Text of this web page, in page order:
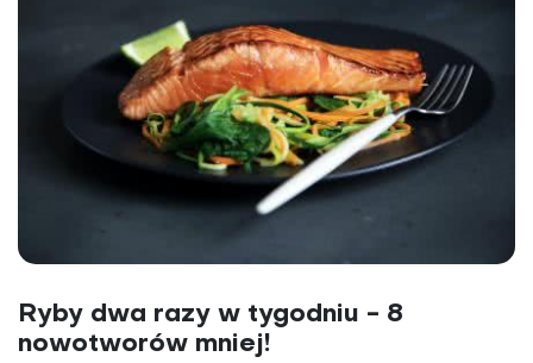
Ryby dwa razy w tygodniu - 8
nowotworów mniej!